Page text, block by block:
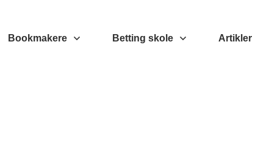
Bookmakere Betting skole Artikler